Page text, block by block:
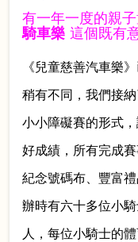
有一年一度的親
騎車樂 這個既有
《兒童慈善汽車樂
稍有不同，我們接
小小障礙賽的形式
好成績，所有完成
紀念號碼布、豐富
辦時有六十多位小
人，每位小騎士的